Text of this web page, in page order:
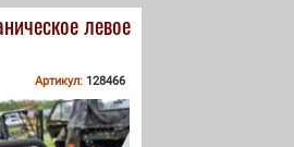
левое
Артикул: 128466